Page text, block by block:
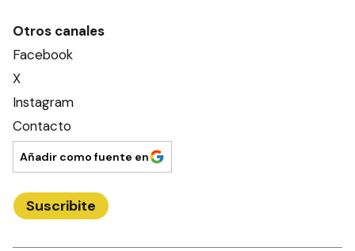
Otros canales
Facebook
X
Instagram
Contacto
Añadir como fuente en
Suscribite